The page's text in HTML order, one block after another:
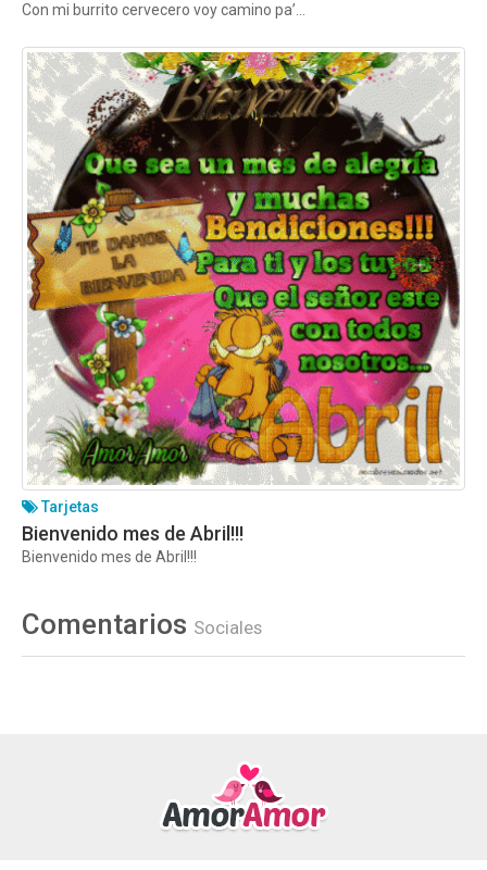
Con mi burrito cervecero voy camino pa’...
Tarjetas
Bienvenido mes de Abril!!!
Bienvenido mes de Abril!!!
Comentarios Sociales